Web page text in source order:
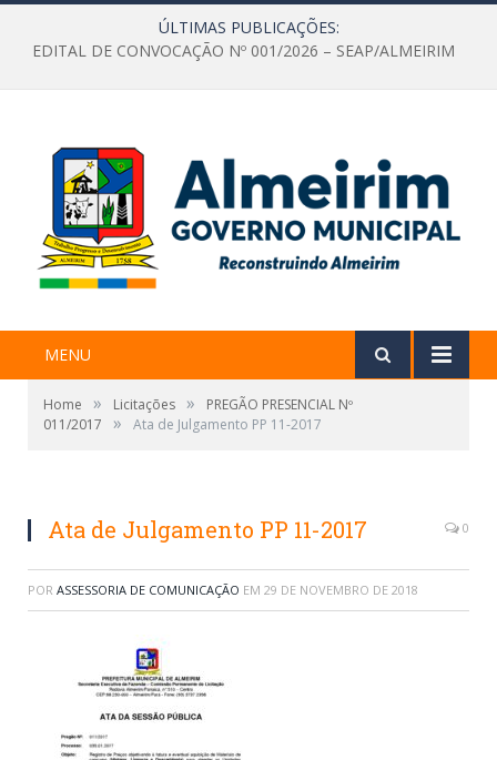
ÚLTIMAS PUBLICAÇÕES:
EDITAL DE CONVOCAÇÃO Nº 001/2026 – SEAP/ALMEIRIM
MENU
Home » Licitações »
PREGÃO PRESENCIAL Nº
011/2017
» Ata de Julgamento PP 11-2017
Ata de Julgamento PP 11-2017 0
POR ASSESSORIA DE COMUNICAÇÃO EM 29 DE NOVEMBRO DE 2018